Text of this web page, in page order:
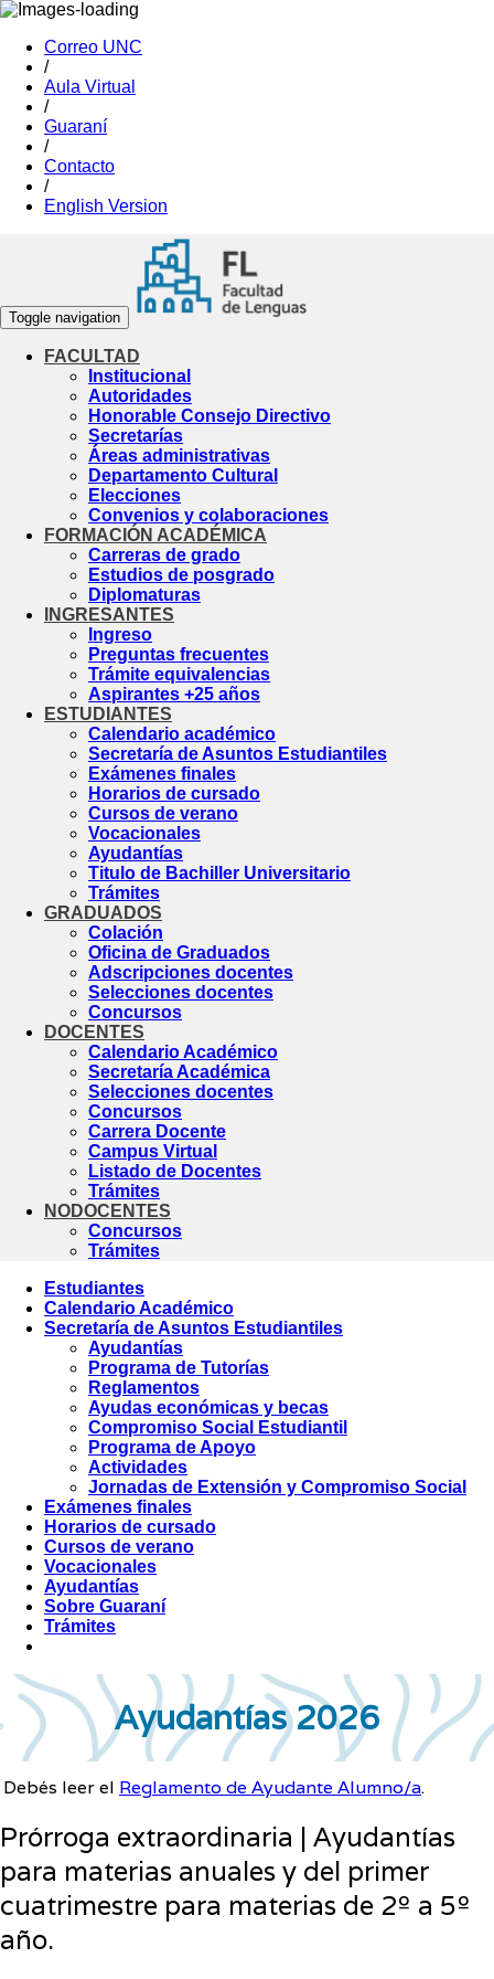
Correo UNC
/
Aula Virtual
/
Guaraní
/
Contacto
/
English Version
Toggle navigation
FACULTAD
Institucional
Autoridades
Honorable Consejo Directivo
Secretarías
Áreas administrativas
Departamento Cultural
Elecciones
Convenios y colaboraciones
FORMACIÓN ACADÉMICA
Carreras de grado
Estudios de posgrado
Diplomaturas
INGRESANTES
Ingreso
Preguntas frecuentes
Trámite equivalencias
Aspirantes +25 años
ESTUDIANTES
Calendario académico
Secretaría de Asuntos Estudiantiles
Exámenes finales
Horarios de cursado
Cursos de verano
Vocacionales
Ayudantías
Titulo de Bachiller Universitario
Trámites
GRADUADOS
Colación
Oficina de Graduados
Adscripciones docentes
Selecciones docentes
Concursos
DOCENTES
Calendario Académico
Secretaría Académica
Selecciones docentes
Concursos
Carrera Docente
Campus Virtual
Listado de Docentes
Trámites
NODOCENTES
Concursos
Trámites
Estudiantes
Calendario Académico
Secretaría de Asuntos Estudiantiles
Ayudantías
Programa de Tutorías
Reglamentos
Ayudas económicas y becas
Compromiso Social Estudiantil
Programa de Apoyo
Actividades
Jornadas de Extensión y Compromiso Social
Exámenes finales
Horarios de cursado
Cursos de verano
Vocacionales
Ayudantías
Sobre Guaraní
Trámites
Ayudantías 2026
Debés leer el Reglamento de Ayudante Alumno/a.
Prórroga extraordinaria | Ayudantías
para materias anuales y del primer
cuatrimestre para materias de 2º a 5º
año.